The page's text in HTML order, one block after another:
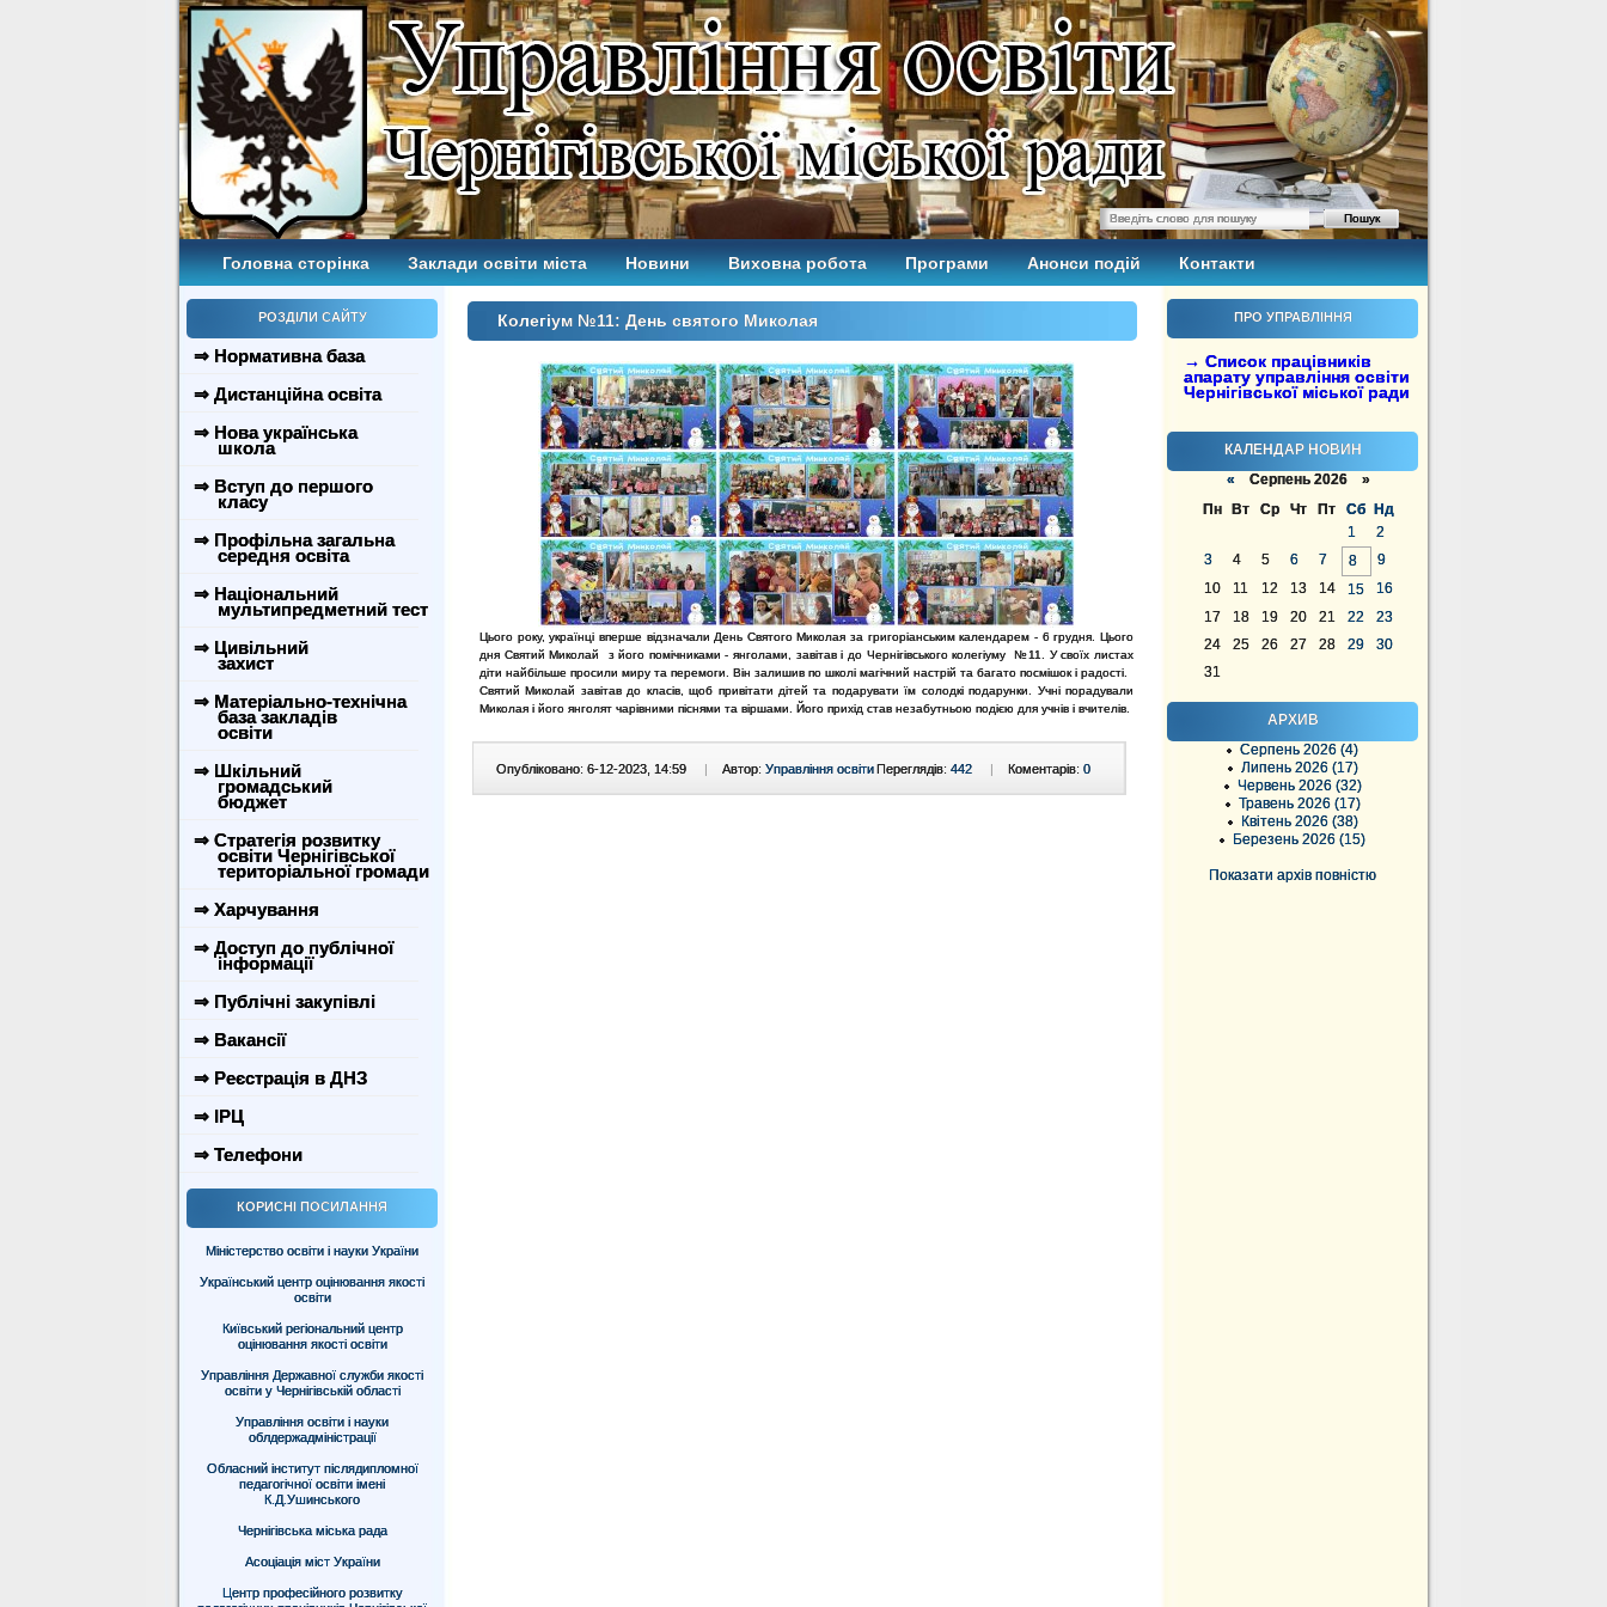
Головна сторінка Заклади освіти міста Новини Виховна робота Програми Анонси подій Контакти
РОЗДІЛИ САЙТУ
⇒ Нормативна база
⇒ Дистанційна освіта
⇒ Нова українська
школа
⇒ Вступ до першого
класу
⇒ Профільна загальна
середня освіта
⇒ Національний
мультипредметний тест
⇒ Цивільний
захист
⇒ Матеріально-технічна
база закладів
освіти
⇒ Шкільний
громадський
бюджет
⇒ Стратегія розвитку
освіти Чернігівської
територіальної громади
⇒ Харчування
⇒ Доступ до публічної
інформації
⇒ Публічні закупівлі
⇒ Вакансії
⇒ Реєстрація в ДНЗ
⇒ ІРЦ
⇒ Телефони
КОРИСНІ ПОСИЛАННЯ
Міністерство освіти і науки України
Український центр оцінювання якості
освіти
Київський регіональний центр
оцінювання якості освіти
Управління Державної служби якості
освіти у Чернігівській області
Управління освіти і науки
облдержадміністрації
Обласний інститут післядипломної
педагогічної освіти імені
К.Д.Ушинського
Чернігівська міська рада
Асоціація міст України
Центр професійного розвитку
ПРО УПРАВЛІННЯ
→ Список працівників
апарату управління освіти
Чернігівської міської ради
КАЛЕНДАР НОВИН
« Серпень 2026 »
Пн
Вт Ср Чт Пт Сб
Нд
1
2
3
4 5 6 7 8
9
10
11 12 13 14 15
16
17
18 19 20 21 22
23
24
25 26 27 28 29
30
31
АРХИВ
Серпень 2026 (4)
Липень 2026 (17)
Червень 2026 (32)
Травень 2026 (17)
Квітень 2026 (38)
Березень 2026 (15)
Показати архів повністю
Колегіум №11: День святого Миколая
Цього року, українці вперше відзначали День Cвятого Миколая за григоріанським календарем - 6 грудня. Цього
дня Cвятий Миколай з його помічниками - янголами, завітав і до Чернігівського колегіуму №11. У своїх листах
діти найбільше просили миру та перемоги. Він залишив по школі магічний настрій та багато посмішок і радості.
Святий Миколай завітав до класів, щоб привітати дітей та подарувати їм солодкі подарунки. Учні порадували
Миколая і його янголят чарівними піснями та віршами. Його прихід став незабутньою подією для учнів і вчителів.
Опубліковано: 6-12-2023, 14:59 | Автор: Управління освіти Коментарів: 0
Переглядів: 442 |